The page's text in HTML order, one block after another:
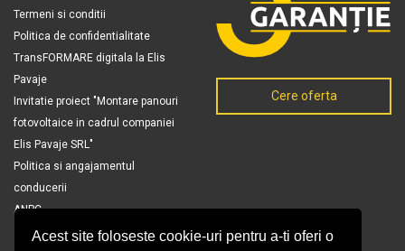
Acest site foloseste cookie-uri pentru a-ti oferi o
Termeni si conditii
Politica de confidentialitate
TransFORMARE digitala la Elis
Pavaje
Invitatie proiect "Montare panouri
fotovoltaice in cadrul companiei
Elis Pavaje SRL"
Politica si angajamentul
conducerii
ANPC
Cere oferta